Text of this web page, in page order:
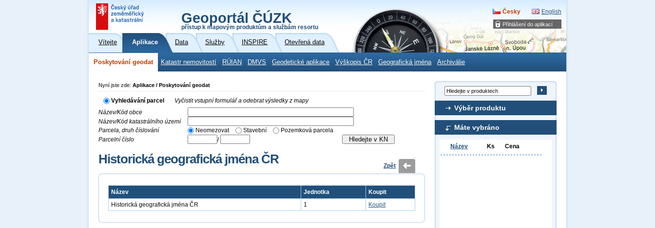
Přihlášení do aplikací
Geoportál ČÚZK
přístup k mapovým produktům a službám resortu
Česky English
Vítejte Aplikace Data Služby INSPIRE Otevřená data
Poskytování geodat Katastr nemovitostí RÚIAN DMVS Geodetické aplikace Výškopis ČR Geografická jména Archiválie
Výběr produktu
Máte vybráno
Název Ks Cena
Nyní jste zde: Aplikace / Poskytování geodat
Vyhledávání parcel
Vyčistit vstupní formulář a odebrat výsledky z mapy
Název/Kód obce
Název/Kód katastrálního území
Parcela, druh číslování
Neomezovat Stavební
Pozemková parcela
Parcelní číslo
/
Historická geografická jména ČR Zpět
Název Jednotka
Koupit
Historická geografická jména ČR
1 Koupit